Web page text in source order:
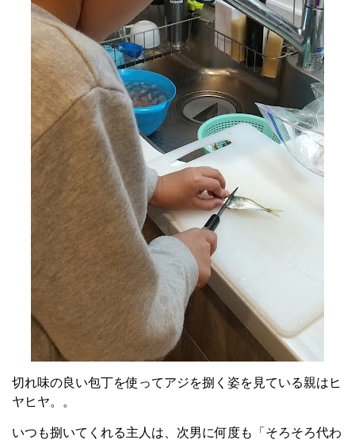
切れ味の良い包丁を使ってアジを捌く姿を見ている親はヒ
ヤヒヤ。。
いつも捌いてくれる主人は、次男に何度も「そろそろ代わ